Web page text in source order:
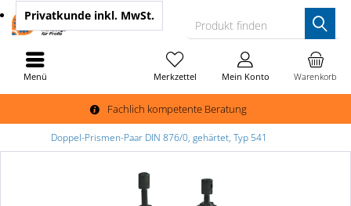
Fachlich kompetente Beratung
Produkt finden
Warenkorb
Merkzettel Mein Konto
Privatkunde inkl. MwSt.
Menü
Doppel-Prismen-Paar DIN 876/0, gehärtet, Typ 541